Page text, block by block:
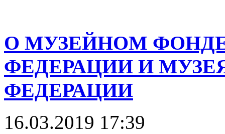
О МУЗЕЙНОМ
ФЕДЕРАЦИИ И
ФЕДЕРАЦИИ
16.03.2019 17:39